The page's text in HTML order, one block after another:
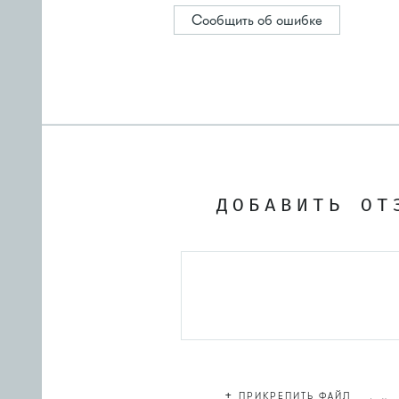
Сообщить об ошибке
ДОБАВИТЬ
+ ПРИКРЕПИТЬ ФАЙЛ